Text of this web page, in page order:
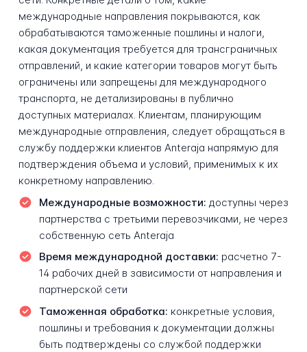
международные направления покрываются, как
обрабатываются таможенные пошлины и налоги,
какая документация требуется для трансграничных
отправлений, и какие категории товаров могут быть
ограничены или запрещены для международного
транспорта, не детализированы в публично
доступных материалах. Клиентам, планирующим
международные отправления, следует обращаться в
службу поддержки клиентов Anteraja напрямую для
подтверждения объема и условий, применимых к их
конкретному направлению.
Международные возможности: доступны через
партнерства с третьими перевозчиками, не через
собственную сеть Anteraja
Время международной доставки: расчетно 7-
14 рабочих дней в зависимости от направления и
партнерской сети
Таможенная обработка: конкретные условия,
пошлины и требования к документации должны
быть подтверждены со службой поддержки